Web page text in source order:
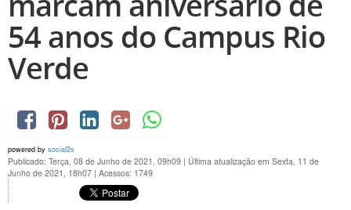
54 anos do Campus Rio
Verde
powered by social2s
Publicado: Terça, 08 de Junho de 2021, 09h09 | Última atualização em Sexta, 11 de
Junho de 2021, 18h07 | Acessos: 1749